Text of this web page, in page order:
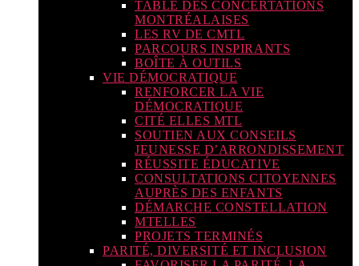
TABLE DES CONCERTATIONS
MONTRÉALAISES
LES RV DE CMTL
PARCOURS INSPIRANTS
BOÎTE À OUTILS
VIE DÉMOCRATIQUE
RENFORCER LA VIE
DÉMOCRATIQUE
CITÉ ELLES MTL
SOUTIEN AUX CONSEILS
JEUNESSE D’ARRONDISSEMENT
RÉUSSITE ÉDUCATIVE
CONSULTATIONS CITOYENNES
AUPRÈS DES ENFANTS
DÉMARCHE CONSTELLATION
MTELLES
PROJETS TERMINÉS
PARITÉ, DIVERSITÉ ET INCLUSION